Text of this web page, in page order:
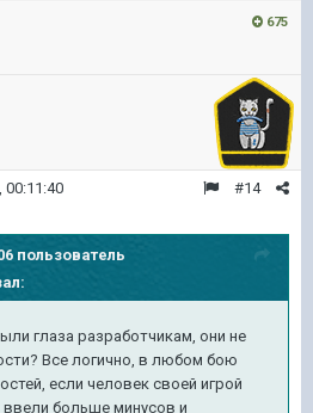
675
#14
00:11:40
пользователь
глаза разработчикам, они не
Все логично, в любом бою
если человек своей игрой
больше минусов и